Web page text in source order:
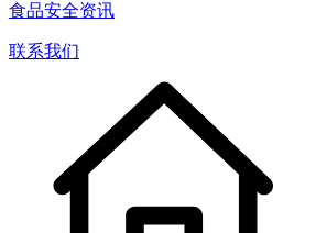
食品安全资讯
联系我们